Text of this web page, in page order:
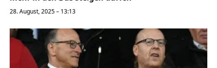
28. August, 2025 – 13:13